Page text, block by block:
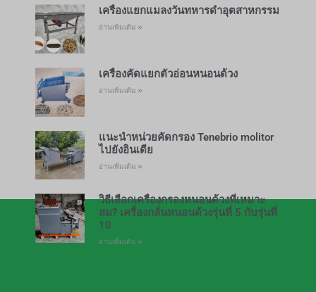
เครื่องแยกแมลงวันทหารดำอุตสาหกรรม
อ่านเพิ่มเติม »
เครื่องคัดแยกตัวอ่อนหนอนด้วง
อ่านเพิ่มเติม »
แนะนำหน่วยคัดกรอง Tenebrio molitor
ไปยังอินเดีย
อ่านเพิ่มเติม »
วิธีเลือกเครื่องกรองหนอนด้วงที่เหมาะ
สม? เครื่องกลั่นหนอนด้วงรุ่นที่ 5 กับรุ่นที่
10
อ่านเพิ่มเติม »